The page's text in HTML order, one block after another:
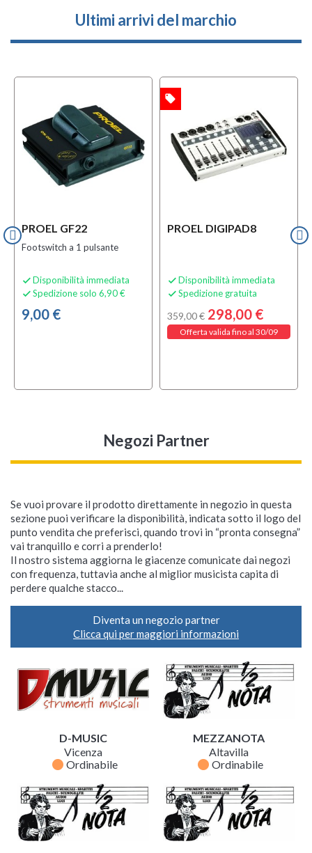
Ultimi arrivi del marchio
PROEL GF22
Footswitch a 1 pulsante
 Disponibilità immediata
 Spedizione solo 6,90 €
9,00 €
PROEL DIGIPAD8
 Disponibilità immediata
 Spedizione gratuita
359,00 € 298,00 €
Offerta valida fino al 30/09
local_offer
MULTIPACK
Negozi Partner
Se vuoi provare il prodotto direttamente in negozio in questa
sezione puoi verificare la disponibilità, indicata sotto il logo del
punto vendita che preferisci, quando trovi in “pronta consegna”
vai tranquillo e corri a prenderlo!
Il nostro sistema aggiorna le giacenze comunicate dai negozi
con frequenza, tuttavia anche al miglior musicista capita di
perdere qualche stacco...
Diventa un negozio partner
Clicca qui per maggiori informazioni
D-MUSIC
Vicenza
fiber_manual_record Ordinabile
MEZZANOTA
Altavilla
fiber_manual_record Ordinabile